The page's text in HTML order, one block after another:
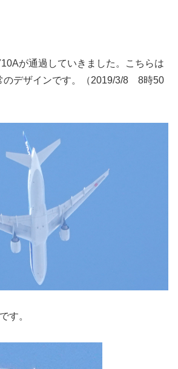
が通過していきました。こちらは
のデザインです。（2019/3/8 8時50
す。